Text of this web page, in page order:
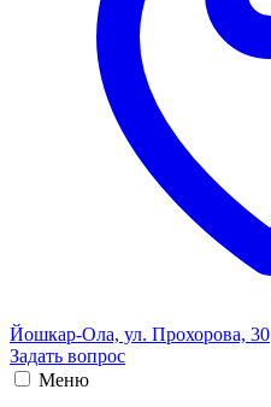
Йошкар-Ола, ул. Прохорова, 30
Задать вопрос
Меню